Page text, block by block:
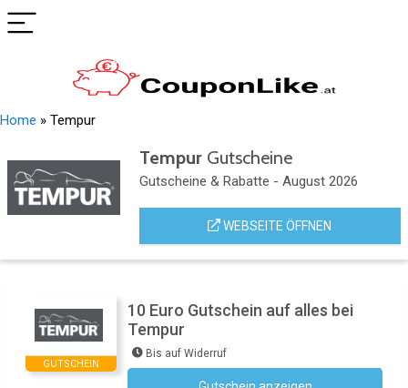
Home » Tempur
TempurGutscheine
Gutscheine & Rabatte - August 2026
WEBSEITE ÖFFNEN
GUTSCHEIN
10 Euro Gutschein auf alles bei
Tempur
Bis auf Widerruf